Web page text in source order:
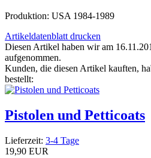
Produktion: USA 1984-1989
Artikeldatenblatt drucken
Diesen Artikel haben wir am
aufgenommen.
Kunden, die diesen Artikel kauften,
bestellt:
Pistolen und Petticoats
Lieferzeit: 3-4 Tage
19,90 EUR